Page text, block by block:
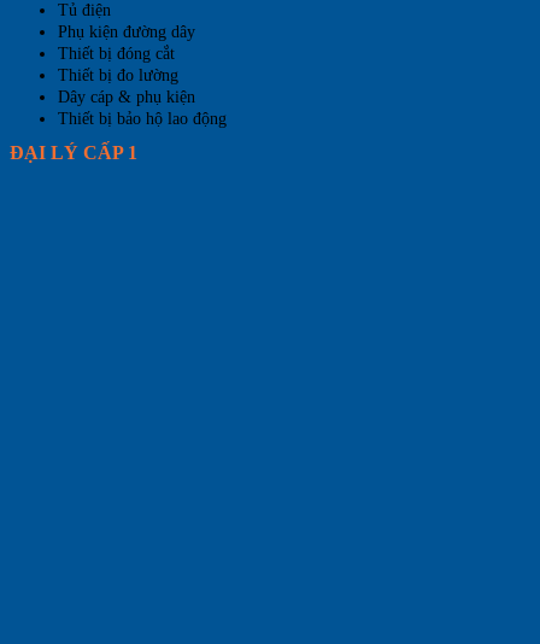
Tủ điện
Phụ kiện đường dây
Thiết bị đóng cắt
Thiết bị đo lường
Dây cáp & phụ kiện
Thiết bị bảo hộ lao động
ĐẠI LÝ CẤP 1